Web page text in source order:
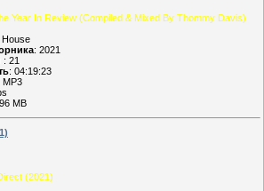
Year In Review (Compiled & Mixed By Thommy Davis)
House
: 2021
: 21
: 04:19:23
MP3
MB
(2021)